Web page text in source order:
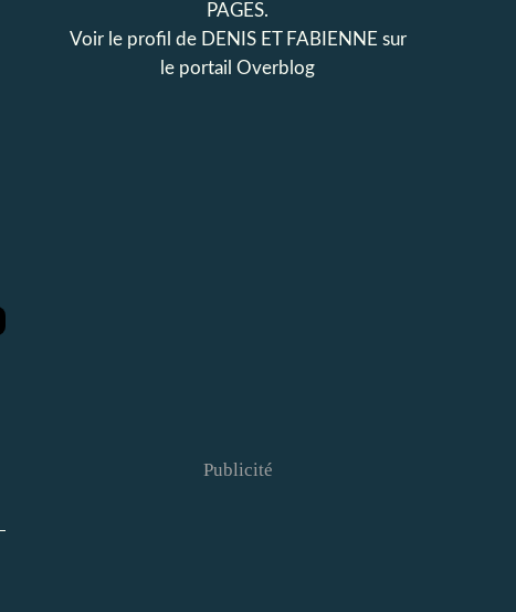
PAGES.
Voir le profil de DENIS ET FABIENNE sur
le portail Overblog
Publicité